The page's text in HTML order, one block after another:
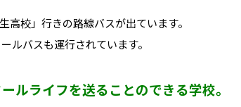
校」行きの路線バスが出ています。
ルバスも運行されています。
ルライフを送ることのできる学校。